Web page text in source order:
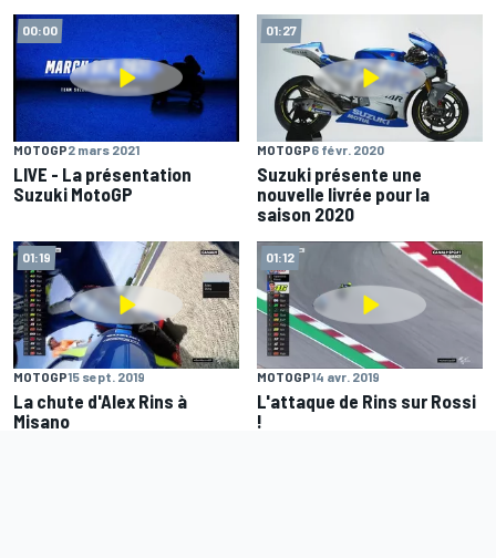
00:00
MOTOGP2 mars 2021
LIVE - La présentation
Suzuki MotoGP
01:27
MOTOGP6 févr. 2020
Suzuki présente une
nouvelle livrée pour la
saison 2020
01:19
MOTOGP15 sept. 2019
La chute d'Alex Rins à
Misano
01:12
MOTOGP14 avr. 2019
L'attaque de Rins sur Rossi
!